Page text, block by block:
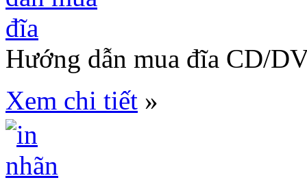
Hướng dẫn mua đĩa CD/
Xem chi tiết »